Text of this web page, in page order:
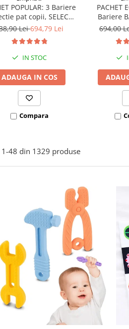
POPULAR: 3 Bariere
pat copii, SELECT,
160x200 cm
Lei694,79 Lei
IN STOC
ADAUGA IN COS
Compara
PACHET
Bariere
protectie
694,00
1-48 din 1329 produse